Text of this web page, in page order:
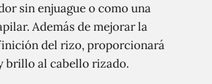
sin enjuague o como una
Además de mejorar la
del rizo, proporcionará
brillo al cabello rizado.